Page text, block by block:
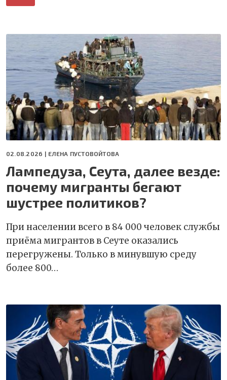
02.08.2026 | ЕЛЕНА ПУСТОВОЙТОВА
Лампедуза, Сеута, далее везде:
почему мигранты бегают
шустрее политиков?
При населении всего в 84 000 человек службы
приёма мигрантов в Сеуте оказались
перегружены. Только в минувшую среду
более 800…